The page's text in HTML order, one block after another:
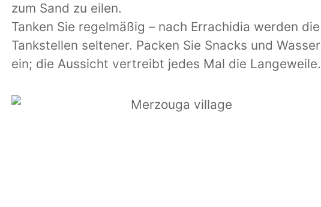
zum Sand zu eilen.
Tanken Sie regelmäßig – nach Errachidia werden die
Tankstellen seltener. Packen Sie Snacks und Wasser
ein; die Aussicht vertreibt jedes Mal die Langeweile.